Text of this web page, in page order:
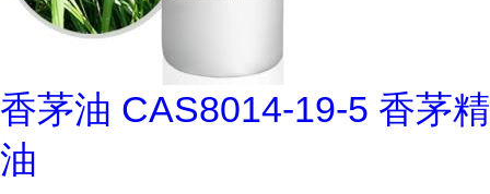
香茅油 CAS8014-19-5 香茅精
油